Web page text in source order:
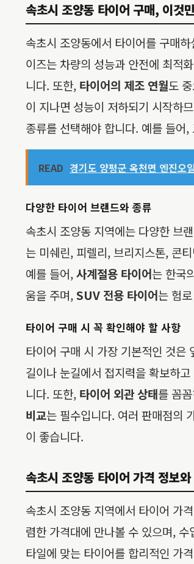
속초시 조양동 타이어 구매, 이것
속초시 조양동에서 타이어를 구매
이즈는 차량의 성능과 안전에 최적
니다. 또한, 타이어의 제조 연월도
이 지나면 성능이 저하되기 시작하
종류를 선택해야 합니다. 예를 들어
READ 경기도 양평군 옥천면 엔진오
다양한 타이어 브랜드와 종류
속초시 조양동 지역에는 다양한 브
는 미쉐린, 피렐리, 브리지스톤, 콘
예를 들어, 사계절용 타이어는 한국
움을 주며, SUV 전용 타이어는 험
타이어 구매 시 꼭 확인해야 할 사항
타이어 구매 시 가장 기본적인 것은
길이나 눈길에서 접지력을 확보하
니다. 또한, 타이어 외관 상태를 꼼
비교는 필수입니다. 여러 판매점의
이 좋습니다.
속초시 조양동 타이어 가격 정보
속초시 조양동 지역에서 타이어 가
렴한 가격대에 만나볼 수 있으며,
타일에 맞는 타이어를 합리적인 가